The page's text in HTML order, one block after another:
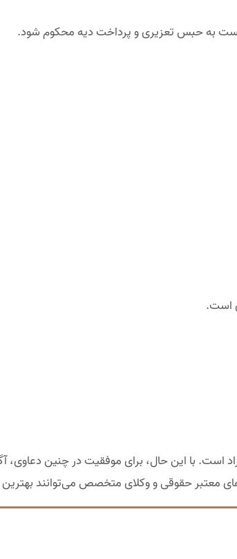
به حبس تعزیری و پرداخت دیه محکوم شود.
است.
با این حال، برای موفقیت در چنین دعاوی،
معتبر حقوقی و وکلای متخصص می‌توانند بهترین